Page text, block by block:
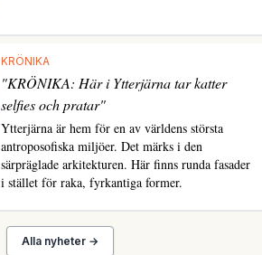
KRÖNIKA
"KRÖNIKA: Här i Ytterjärna tar katter
selfies och pratar"
Ytterjärna är hem för en av världens största
antroposofiska miljöer. Det märks i den
särpräglade arkitekturen. Här finns runda fasader
i stället för raka, fyrkantiga former.
Alla nyheter →